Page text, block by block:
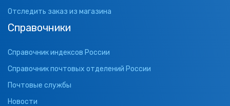
Отследить заказ из магазина
Справочники
Справочник индексов России
Справочник почтовых отделений России
Почтовые службы
Новости